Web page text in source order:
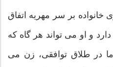
خانواده بر سر مهریه اتفاق
و او می تواند هر گاه که
در طلاق توافقی، زن می